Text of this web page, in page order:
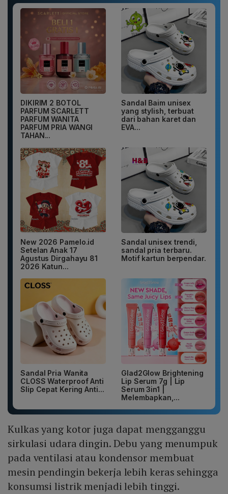
DIKIRIM 2 BOTOL
PARFUM SCARLETT
PARFUM WANITA
PARFUM PRIA WANGI
TAHAN...
Sandal Baim unisex
yang stylish, terbuat
dari bahan karet dan
EVA...
New 2026 Pamelo.id
Setelan Anak 17
Agustus Dirgahayu 81
2026 Katun...
Sandal unisex trendi,
sandal pria terbaru.
Motif kartun berpendar.
Sandal Pria Wanita
CLOSS Waterproof Anti
Slip Cepat Kering Anti...
Glad2Glow Brightening
Lip Serum 7g | Lip
Serum 3in1 |
Melembapkan,...
Kulkas yang kotor juga dapat mengganggu
sirkulasi udara dingin. Debu yang menumpuk
pada ventilasi atau kondensor membuat
mesin pendingin bekerja lebih keras sehingga
konsumsi listrik menjadi lebih tinggi.